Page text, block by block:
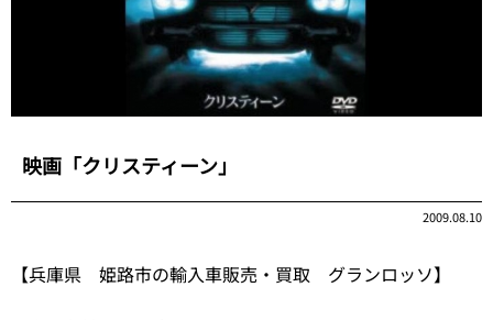
映画「クリスティーン」
2009.08.10
【兵庫県 姫路市の輸入車販売・買取 グランロッソ】